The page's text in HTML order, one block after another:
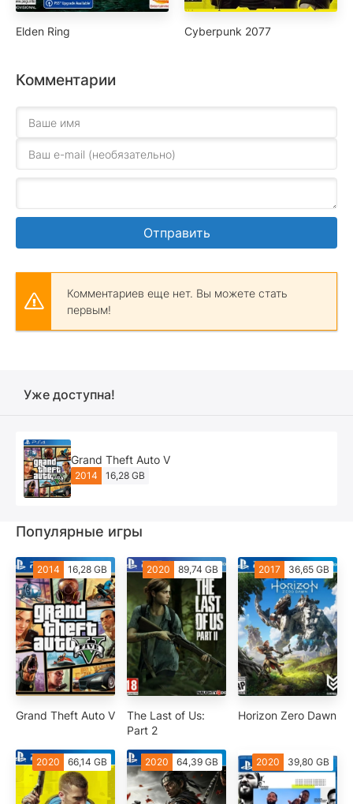
Elden Ring Cyberpunk 2077
Комментарии
Отправить
Комментариев еще нет. Вы можете стать
первым!
Уже доступна!
Grand Theft Auto V
2014 16,28 GB
Популярные игры
2014 16,28 GB
Grand Theft Auto V
2020 89,74 GB
The Last of Us:
Part 2
2017 36,65 GB
Horizon Zero Dawn
2020 66,14 GB 2020 64,39 GB 2020 39,80 GB